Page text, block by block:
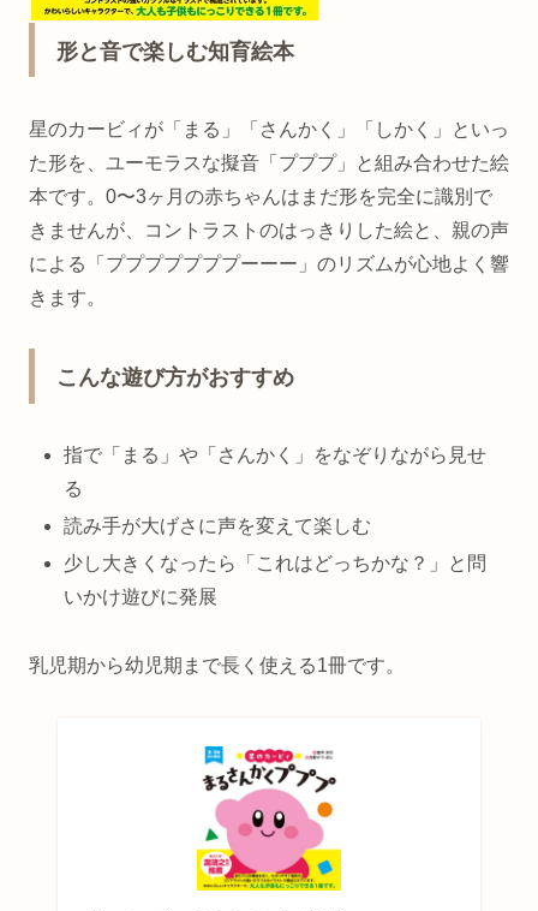
形と音で楽しむ知育絵本
星のカービィが「まる」「さんかく」「しかく」といっ
た形を、ユーモラスな擬音「プププ」と組み合わせた絵
本です。0〜3ヶ月の赤ちゃんはまだ形を完全に識別で
きませんが、コントラストのはっきりした絵と、親の声
による「プププププププーーー」のリズムが心地よく響
きます。
こんな遊び方がおすすめ
指で「まる」や「さんかく」をなぞりながら見せ
る
読み手が大げさに声を変えて楽しむ
少し大きくなったら「これはどっちかな？」と問
いかけ遊びに発展
乳児期から幼児期まで長く使える1冊です。